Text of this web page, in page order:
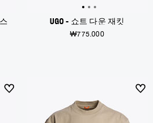
UGO - 쇼트 다운 재킷
₩775.000